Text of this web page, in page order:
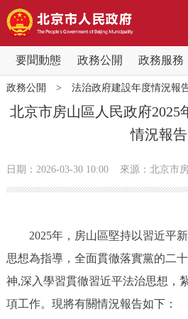
要聞動態 政務公開 政務服務
要聞動態
黨中央精神 國務院資訊
會議資訊
市領導 機構職能
政務公開 > 法治政府建設年度情況報
北京市房山區人民政府2025
情況報告
日期：2026-03-30 10:00 來源：北京市
2025年，房山區堅持以習近平新
思想為指導，全面貫徹落實黨的二
神,深入學習貫徹習近平法治思想，
項工作。現將有關情況報告如下：